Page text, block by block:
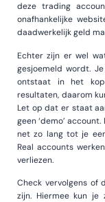
deze trading
onafhankelijke
daadwerkelijk geld
Echter zijn er wel
gesjoemeld wordt.
ontstaat in het
resultaten, daarom
Let op dat er staat
geen ‘demo’
net zo lang tot je
Real accounts
verliezen.
Check vervolgens of
zijn. Hiermee kun